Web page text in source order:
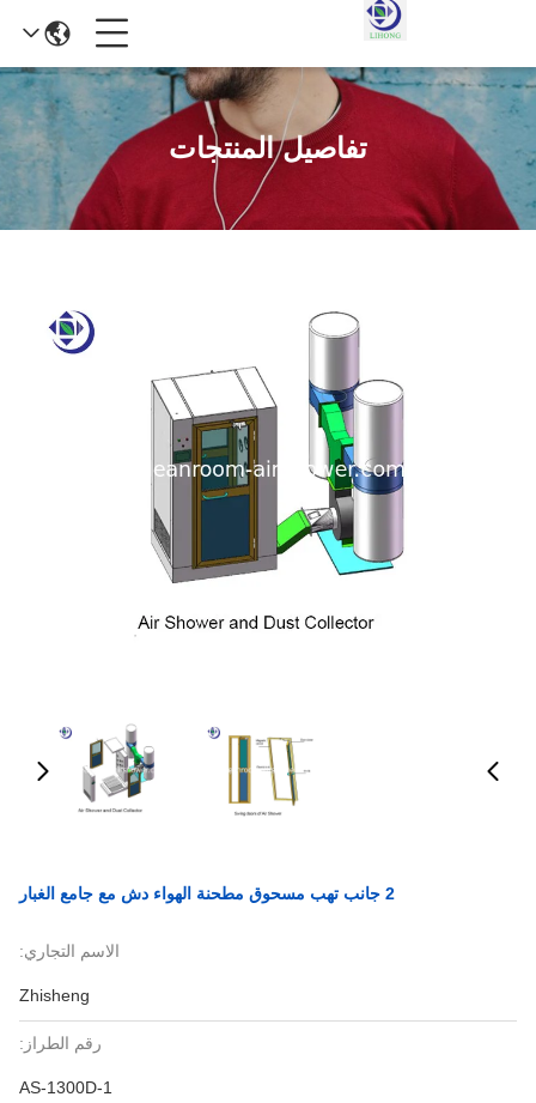
تفاصيل المنتجات
2 جانب تهب مسحوق مطحنة الهواء دش مع جامع الغبار
الاسم التجاري:
Zhisheng
رقم الطراز:
AS-1300D-1